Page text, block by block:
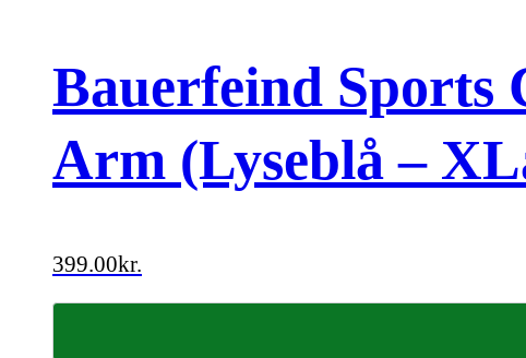
Bauerfeind Sports
Arm (Lyseblå –
399.00kr.